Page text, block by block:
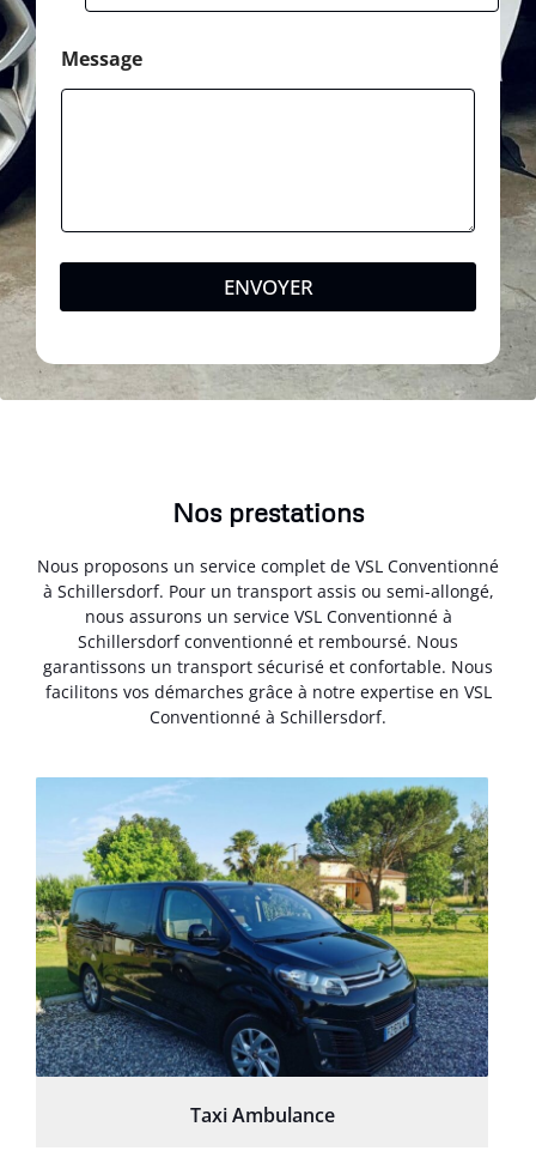
Message
ENVOYER
Nos prestations
Nous proposons un service complet de VSL Conventionné
à Schillersdorf. Pour un transport assis ou semi-allongé,
nous assurons un service VSL Conventionné à
Schillersdorf conventionné et remboursé. Nous
garantissons un transport sécurisé et confortable. Nous
facilitons vos démarches grâce à notre expertise en VSL
Conventionné à Schillersdorf.
Taxi Ambulance